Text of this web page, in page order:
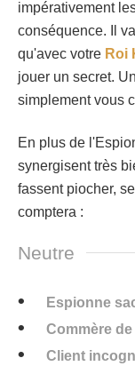
impérativement
conséquence. Il
qu'avec votre Roi
jouer un secret. Un
simplement vous
En plus de
synergisent très
fassent piocher,
comptera :
Neutre
Espionne
Commère
Client